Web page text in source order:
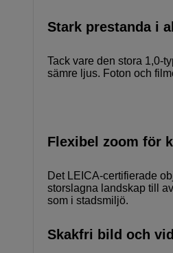
Stark prestanda i
Tack vare den stora 1,0-
sämre ljus. Foton och
Flexibel zoom för
Det LEICA-certifierade
storslagna landskap till
som i stadsmiljö.
Skakfri bild och